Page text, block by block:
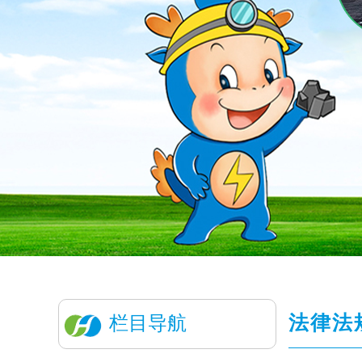
栏目导航 法律法